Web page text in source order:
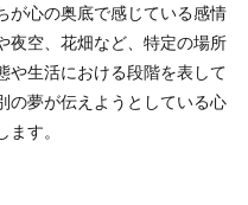
が心の奥底で感じている感情
夜空、花畑など、特定の場所
や生活における段階を表して
の夢が伝えようとしている心
す。